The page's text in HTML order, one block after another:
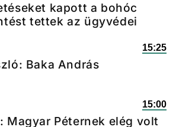
kapott a bohóc
tettek az ügyvédei
15:25
Baka András
15:00
Magyar Péternek elég volt